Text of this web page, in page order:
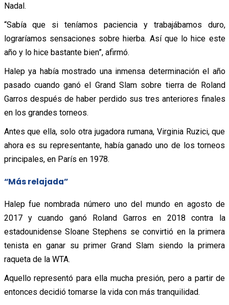
Nadal.
“Sabía que si teníamos paciencia y trabajábamos duro,
lograríamos sensaciones sobre hierba. Así que lo hice este
año y lo hice bastante bien”, afirmó.
Halep ya había mostrado una inmensa determinación el año
pasado cuando ganó el Grand Slam sobre tierra de Roland
Garros después de haber perdido sus tres anteriores finales
en los grandes torneos.
Antes que ella, solo otra jugadora rumana, Virginia Ruzici, que
ahora es su representante, había ganado uno de los torneos
principales, en París en 1978.
“Más relajada”
Halep fue nombrada número uno del mundo en agosto de
2017 y cuando ganó Roland Garros en 2018 contra la
estadounidense Sloane Stephens se convirtió en la primera
tenista en ganar su primer Grand Slam siendo la primera
raqueta de la WTA.
Aquello representó para ella mucha presión, pero a partir de
entonces decidió tomarse la vida con más tranquilidad.